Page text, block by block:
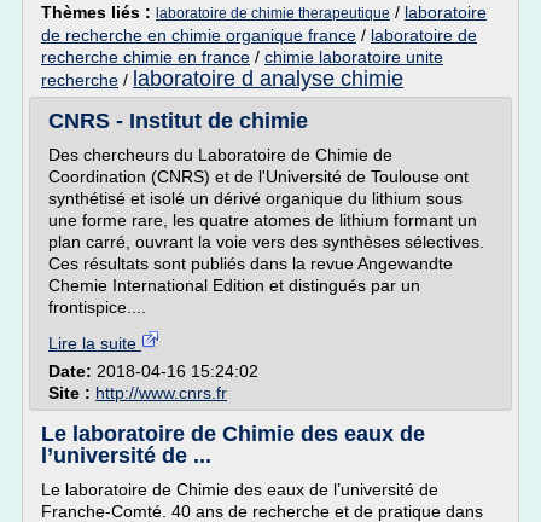
Thèmes liés : laboratoire de chimie therapeutique / laboratoire
de recherche en chimie organique france / laboratoire de
recherche chimie en france / chimie laboratoire unite
recherche / laboratoire d analyse chimie
CNRS - Institut de chimie
Des chercheurs du Laboratoire de Chimie de
Coordination (CNRS) et de l'Université de Toulouse ont
synthétisé et isolé un dérivé organique du lithium sous
une forme rare, les quatre atomes de lithium formant un
plan carré, ouvrant la voie vers des synthèses sélectives.
Ces résultats sont publiés dans la revue Angewandte
Chemie International Edition et distingués par un
frontispice....
Lire la suite
Date: 2018-04-16 15:24:02
Site : http://www.cnrs.fr
Le laboratoire de Chimie des eaux de
l’université de ...
Le laboratoire de Chimie des eaux de l’université de
Franche-Comté. 40 ans de recherche et de pratique dans